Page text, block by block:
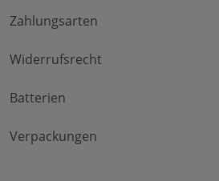
Zahlungsarten
Widerrufsrecht
Batterien
Verpackungen